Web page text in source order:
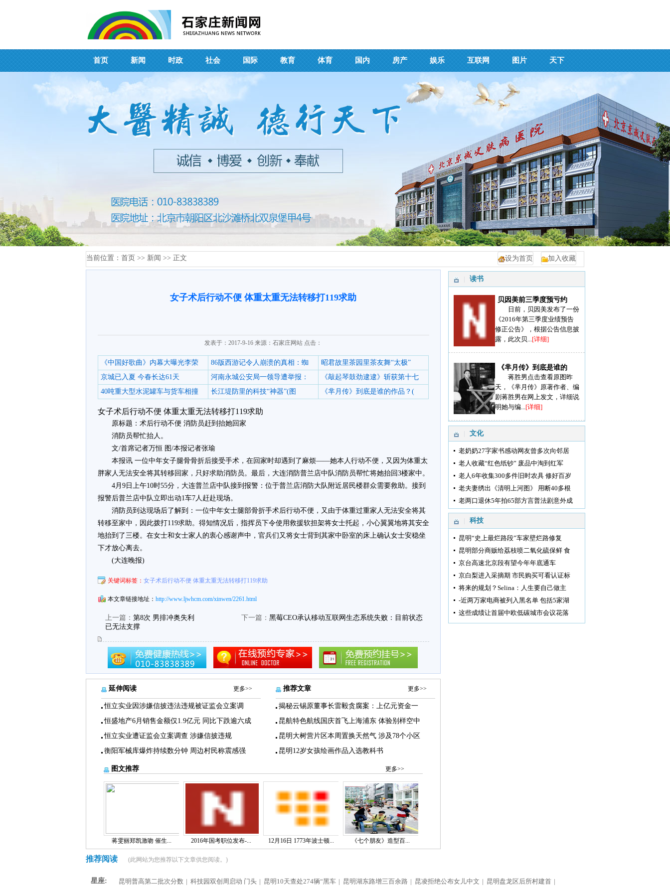
首页 新闻 时政 社会 国际 教育 体育 国内 房产 娱乐 互联网 图片 天下
当前位置： 首页 >> 新闻 >> 正文 加入收藏
设为首页
女子术后行动不便 体重太重无法转移打119求助
发表于：2017-9-16 来源：石家庄网站 点击：
《中国好歌曲》内幕大曝光李荣 86版西游记令人崩溃的真相：蜘
昭君故里茶园里茶友舞“太极”
京城已入夏 今春长达61天
河南永城公安局一领导遭举报：
《敲起琴鼓劲逮逮》斩获第十七
40吨重大型水泥罐车与货车相撞
长江堤防里的科技“神器”(图 《芈月传》到底是谁的作品？(
女子术后行动不便 体重太重无法转移打119求助
原标题：术后行动不便 消防员赶到抬她回家
消防员帮忙抬人。
文/首席记者万恒 图/本报记者张瑜
本报讯 一位中年女子腿骨骨折后接受手术，在回家时却遇到了麻烦——她本人行动不便，又因为体重太
胖家人无法安全将其转移回家，只好求助消防员。最后，大连消防普兰店中队消防员帮忙将她抬回3楼家中。
4月9日上午10时55分，大连普兰店中队接到报警：位于普兰店消防大队附近居民楼群众需要救助。接到
报警后普兰店中队立即出动1车7人赶赴现场。
消防员到达现场后了解到：一位中年女士腿部骨折手术后行动不便，又由于体重过重家人无法安全将其
转移至家中，因此拨打119求助。得知情况后，指挥员下令使用救援软担架将女士托起，小心翼翼地将其安全
地抬到了三楼。在女士和女士家人的衷心感谢声中，官兵们又将女士背到其家中卧室的床上确认女士安稳坐
下才放心离去。
(大连晚报)
关键词标签： 女子术后行动不便 体重太重无法转移打119求助
本文章链接地址： http://www.ljwhcm.com/xinwen/2261.html
上一篇： 第8次 男排冲奥失利 下一篇： 黑莓CEO承认移动互联网生态系统失败：目前状态
已无法支撑
延伸阅读 更多>>
恒立实业因涉嫌信披违法违规被证监会立案调
恒盛地产6月销售金额仅1.9亿元 同比下跌逾六成
恒立实业遭证监会立案调查 涉嫌信披违规
衡阳军械库爆炸持续数分钟 周边村民称震感强
推荐文章 更多>>
揭秘云锡原董事长雷毅贪腐案：上亿元资金一
昆航特色航线国庆首飞上海浦东 体验别样空中
昆明大树营片区本周置换天然气 涉及78个小区
昆明12岁女孩绘画作品入选教科书
图文推荐 更多>>
蒋雯丽郑凯激吻 催生... 2016年国考职位发布-... 12月16日 1773年波士顿... 《七个朋友》造型百...
读书
贝因美前三季度预亏约
日前，贝因美发布了一份
《2016年第三季度业绩预告
修正公告》，根据公告信息披
露，此次贝...[详细]
《芈月传》到底是谁的
蒋胜男点击查看原图昨
天，《芈月传》原著作者、编
剧蒋胜男在网上发文，详细说
明她与编...[详细]
文化
老奶奶27字家书感动网友曾多次向邻居
老人收藏“红色纸钞” 废品中淘到红军
老人6年收集300多件旧时农具 修好百岁
老夫妻绣出《清明上河图》 用断40多根
老两口退休5年拍65部方言普法剧意外成
科技
昆明“史上最烂路段”车家壁烂路修复
昆明部分商贩给荔枝喷二氧化硫保鲜 食
京台高速北京段有望今年年底通车
京白梨进入采摘期 市民购买可看认证标
将来的规划？Selina：人生要自己做主
-近两万家电商被列入黑名单 包括5家湖
这些成绩让首届中欧低碳城市会议花落
推荐阅读 (此网站为您推荐以下文章供您阅读。)
星座: 昆明普高第二批次分数 | 科技园双创周启动 门头 | 昆明10天查处274辆“黑车 | 昆明湖东路增三百余路 | 昆凌拒绝公布女儿中文 | 昆明盘龙区后所村建首 |